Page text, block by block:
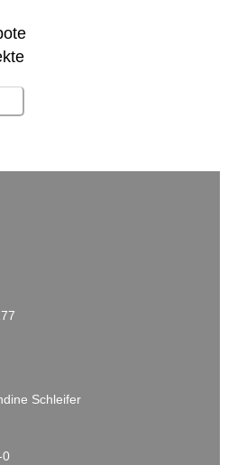
Schleifer
0